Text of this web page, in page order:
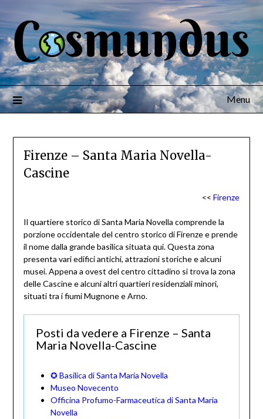
Menu
Firenze – Santa Maria Novella-
Cascine
<<Firenze
Il quartiere storico di Santa Maria Novella comprende la
porzione occidentale del centro storico di Firenze e prende
il nome dalla grande basilica situata qui. Questa zona
presenta vari edifici antichi, attrazioni storiche e alcuni
musei. Appena a ovest del centro cittadino si trova la zona
delle Cascine e alcuni altri quartieri residenziali minori,
situati tra i fiumi Mugnone e Arno.
Posti da vedere a Firenze – Santa
Maria Novella-Cascine
✪ Basilica di Santa Maria Novella
Museo Novecento
Officina Profumo-Farmaceutica di Santa Maria
Novella